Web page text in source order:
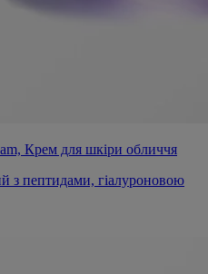
Крем для шкіри обличчя
з пептидами, гіалуроновою